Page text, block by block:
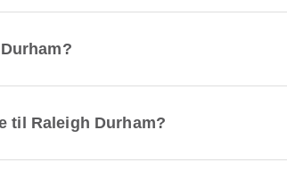
til Raleigh Durham?